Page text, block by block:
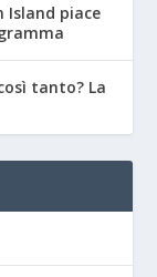
Island piace
tanto? La